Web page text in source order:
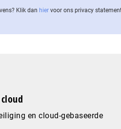
Klik dan hier voor ons privacy
en cloud-gebaseerde